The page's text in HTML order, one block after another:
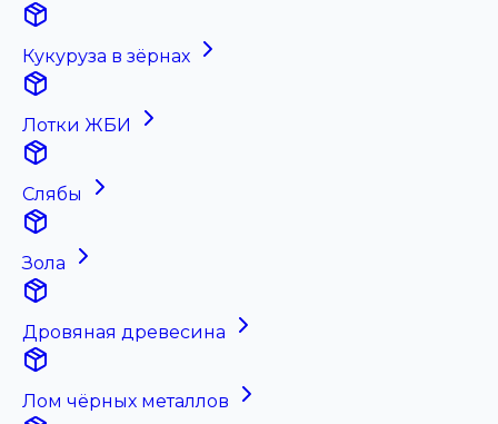
Кукуруза в зёрнах
Лотки ЖБИ
Слябы
Зола
Дровяная древесина
Лом чёрных металлов